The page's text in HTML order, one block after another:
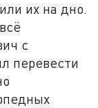
их на дно.
с
перевести